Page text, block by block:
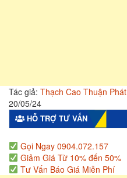
Tác giả: Thạch Cao Thuận Phát
20/05/24
HỖ TRỢ TƯ VẤN
Gọi Ngay 0904.072.157
Giảm Giá Từ 10% đến 50%
Tư Vấn Báo Giá Miễn Phí